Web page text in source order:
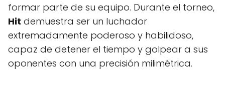
formar parte de su equipo. Durante el torneo,
Hit demuestra ser un luchador
extremadamente poderoso y habilidoso,
capaz de detener el tiempo y golpear a sus
oponentes con una precisión milimétrica.